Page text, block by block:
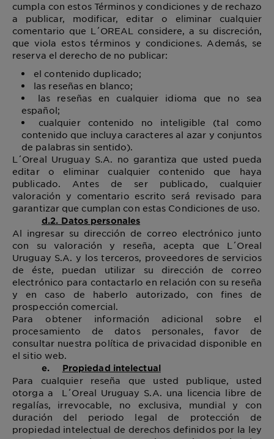
cumpla con estos Términos y condiciones y de rechazo
a publicar, modificar, editar o eliminar cualquier
comentario que L´OREAL considere, a su discreción,
que viola estos términos y condiciones. Además, se
reserva el derecho de no publicar:
el contenido duplicado;
las reseñas en blanco;
las reseñas en cualquier idioma que no sea
español;
cualquier contenido no inteligible (tal como
contenido que incluya caracteres al azar y conjuntos
de palabras sin sentido).
L´Oreal Uruguay S.A. no garantiza que usted pueda
editar o eliminar cualquier contenido que haya
publicado. Antes de ser publicado, cualquier
valoración y comentario escrito será revisado para
garantizar que cumplan con estas Condiciones de uso.
d.2. Datos personales
Al ingresar su dirección de correo electrónico junto
con su valoración y reseña, acepta que L´Oreal
Uruguay S.A. y los terceros, proveedores de servicios
de éste, puedan utilizar su dirección de correo
electrónico para contactarlo en relación con su reseña
y en caso de haberlo autorizado, con fines de
prospección comercial.
Para obtener información adicional sobre el
procesamiento de datos personales, favor de
consultar nuestra política de privacidad disponible en
el sitio web.
e. Propiedad intelectual
Para cualquier reseña que usted publique, usted
otorga a L´Oreal Uruguay S.A. una licencia libre de
regalías, irrevocable, no exclusiva, mundial y con
duración del periodo legal de protección de
propiedad intelectual de derechos definidos por la ley